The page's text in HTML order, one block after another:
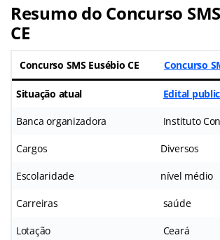
Resumo do Concurso
CE
Concurso SMS Eusébio CE Concurso
Situação atual Edital
Banca organizadora Instituto
Cargos Diversos
Escolaridade nível médio
Carreiras saúde
Lotação Ceará